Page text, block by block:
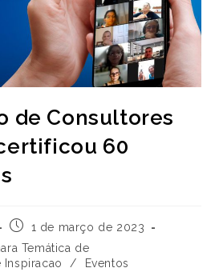
de Consultores
60
Post
publicado:
1 de março de 2023
Temática de
/ Eventos